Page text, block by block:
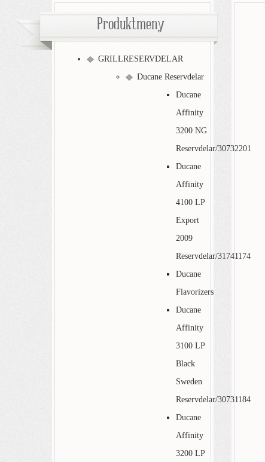
Produktmeny
GRILLRESERVDELAR
Ducane Reservdelar
Ducane
Affinity
3200 NG
Reservdelar/30732201
Ducane
Affinity
4100 LP
Export
2009
Reservdelar/31741174
Ducane
Flavorizers
Ducane
Affinity
3100 LP
Black
Sweden
Reservdelar/30731184
Ducane
Affinity
3200 LP